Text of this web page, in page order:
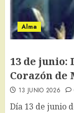
Alma
13 de junio:
Corazón de
13 JUNIO 2026
Día 13 de junio